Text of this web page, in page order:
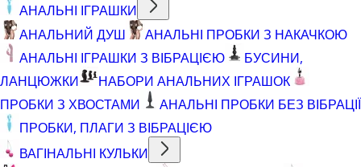
АНАЛЬНІ ІГРАШКИ
АНАЛЬНИЙ ДУШ
АНАЛЬНІ ПРОБКИ З НАКАЧКОЮ
АНАЛЬНІ ІГРАШКИ З ВІБРАЦІЄЮ
БУСИНИ,
ЛАНЦЮЖКИ
НАБОРИ АНАЛЬНИХ ІГРАШОК
ПРОБКИ З ХВОСТАМИ
АНАЛЬНІ ПРОБКИ БЕЗ ВІБРАЦІЇ
ПРОБКИ, ПЛАГИ З ВІБРАЦІЄЮ
ВАГІНАЛЬНІ КУЛЬКИ